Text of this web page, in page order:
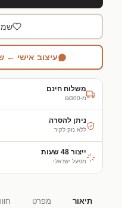
עיצוב אישי ←
משלוח חינם
מ-₪300
ניתן להסרה
ללא נזק לקיר
ייצור 48 שעות
מפעל ישראלי
תיאור מפרט